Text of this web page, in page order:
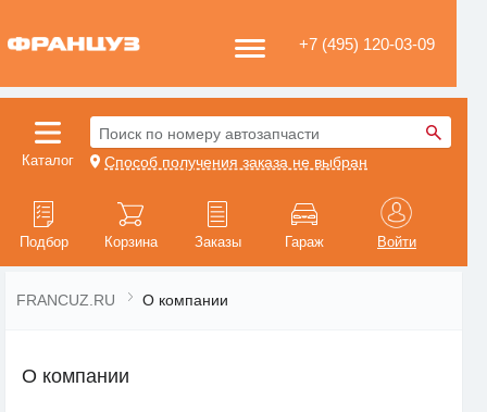
+7 (495) 120-03-09
Каталог
Поиск по номеру автозапчасти
Способ получения заказа не выбран
Подбор Корзина Заказы Гараж Войти
FRANCUZ.RU О компании
О компании